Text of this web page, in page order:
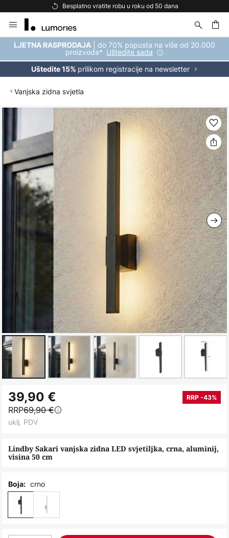
Besplatno vratite robu u roku od 50 dana
to
Content
LJETNA RASPRODAJA | do 70% popusta na više od 20.000
proizvoda* Uštedite sada
Uštedite 15% prilikom registracije na newsletter
Vanjska zidna svjetla
the
end
of
the
images
gallery
to
the
beginning
the
images
Lindby Sakari vanjska zidna LED svjetiljka, crna, aluminij,
visina 50 cm
39,90 € RRP -43%
RRP69,90 €
uklj. PDV
Boja: crno